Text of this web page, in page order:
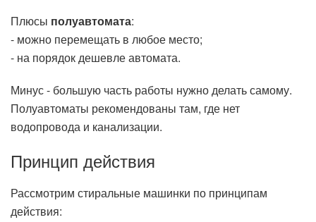
Плюсы полуавтомата:
- можно перемещать в любое место;
- на порядок дешевле автомата.
Минус - большую часть работы нужно делать самому.
Полуавтоматы рекомендованы там, где нет
водопровода и канализации.
Принцип действия
Рассмотрим стиральные машинки по принципам
действия: